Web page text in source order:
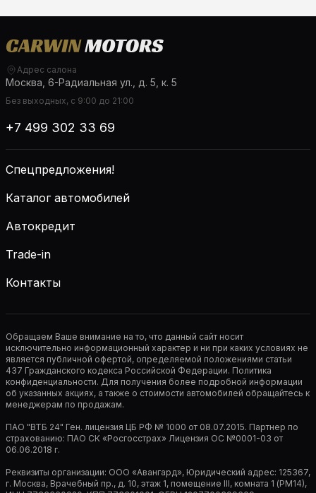
Адрес салона
Москва, 6-Радиальная ул., д. 5, к. 5
Без выходных, с 9:00 до 21:00
+7 499 302 33 69
Спецпредложения!
Каталог автомобилей
Автокредит
Trade-in
Контакты
Обращаем Ваше внимание на то, что данный сайт носит
исключительно информационный характер и ни при каких условиях не
является публичной офертой, определяемой положениями статьи
437 Гражданского кодекса Российской Федерации. Политика
конфиденциальности. Для получения более подробной информации
об указанных акциях, а также о стоимости автомобилей обращайтесь к
менеджерам по продажам.
ПАО "ВТБ 24" Ген. лицензия ЦБ РФ № 1000 от 08.07.2015. Партнер по
страхованию: ПАО СК «Росгосстрах» Лицензия ОС №0001-03 от
06.06.2018 г.
Реквизиты организации: ООО «Авангард», Юридический адрес: 125367,
г. Москва, Врачебный пр., д. 10, этаж 1, помещение III, комната 1 (РМ14),